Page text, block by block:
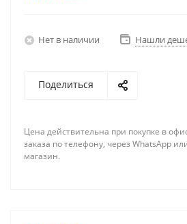
Нет в наличии Нашли
Поделиться
Цена действительна при покупке в
заказа по телефону, через WhatsApp
магазин.